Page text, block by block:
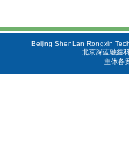
Beijing ShenLan Rongxin
北京深蓝融鑫
主体备